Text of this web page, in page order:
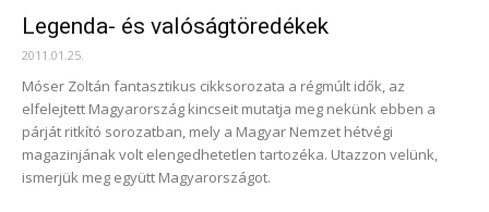
Legenda- és valóságtöredékek
2011.01.25.
Móser Zoltán fantasztikus cikksorozata a régmúlt idők, az
elfelejtett Magyarország kincseit mutatja meg nekünk ebben a
párját ritkító sorozatban, mely a Magyar Nemzet hétvégi
magazinjának volt elengedhetetlen tartozéka. Utazzon velünk,
ismerjük meg együtt Magyarországot.